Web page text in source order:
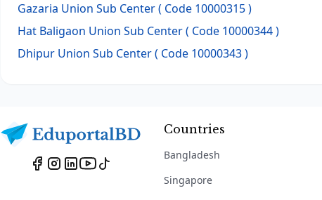
Gazaria Union Sub Center ( Code 10000315 )
Hat Baligaon Union Sub Center ( Code 10000344 )
Dhipur Union Sub Center ( Code 10000343 )
Countries
Bangladesh
Singapore